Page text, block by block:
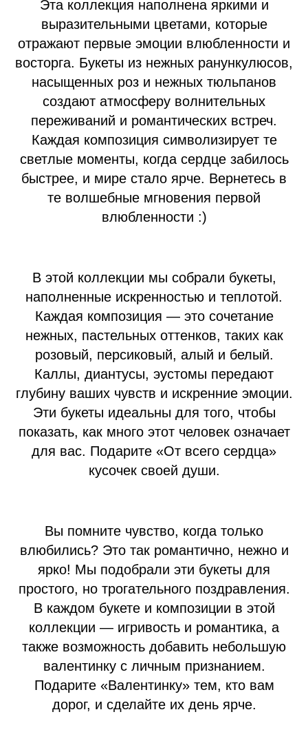
Эта коллекция наполнена яркими и
выразительными цветами, которые
отражают первые эмоции влюбленности и
восторга. Букеты из нежных ранункулюсов,
насыщенных роз и нежных тюльпанов
создают атмосферу волнительных
переживаний и романтических встреч.
Каждая композиция символизирует те
светлые моменты, когда сердце забилось
быстрее, и мире стало ярче. Вернетесь в
те волшебные мгновения первой
влюбленности :)
В этой коллекции мы собрали букеты,
наполненные искренностью и теплотой.
Каждая композиция — это сочетание
нежных, пастельных оттенков, таких как
розовый, персиковый, алый и белый.
Каллы, диантусы, эустомы передают
глубину ваших чувств и искренние эмоции.
Эти букеты идеальны для того, чтобы
показать, как много этот человек означает
для вас. Подарите «От всего сердца»
кусочек своей души.
Вы помните чувство, когда только
влюбились? Это так романтично, нежно и
ярко! Мы подобрали эти букеты для
простого, но трогательного поздравления.
В каждом букете и композиции в этой
коллекции — игривость и романтика, а
также возможность добавить небольшую
валентинку с личным признанием.
Подарите «Валентинку» тем, кто вам
дорог, и сделайте их день ярче.